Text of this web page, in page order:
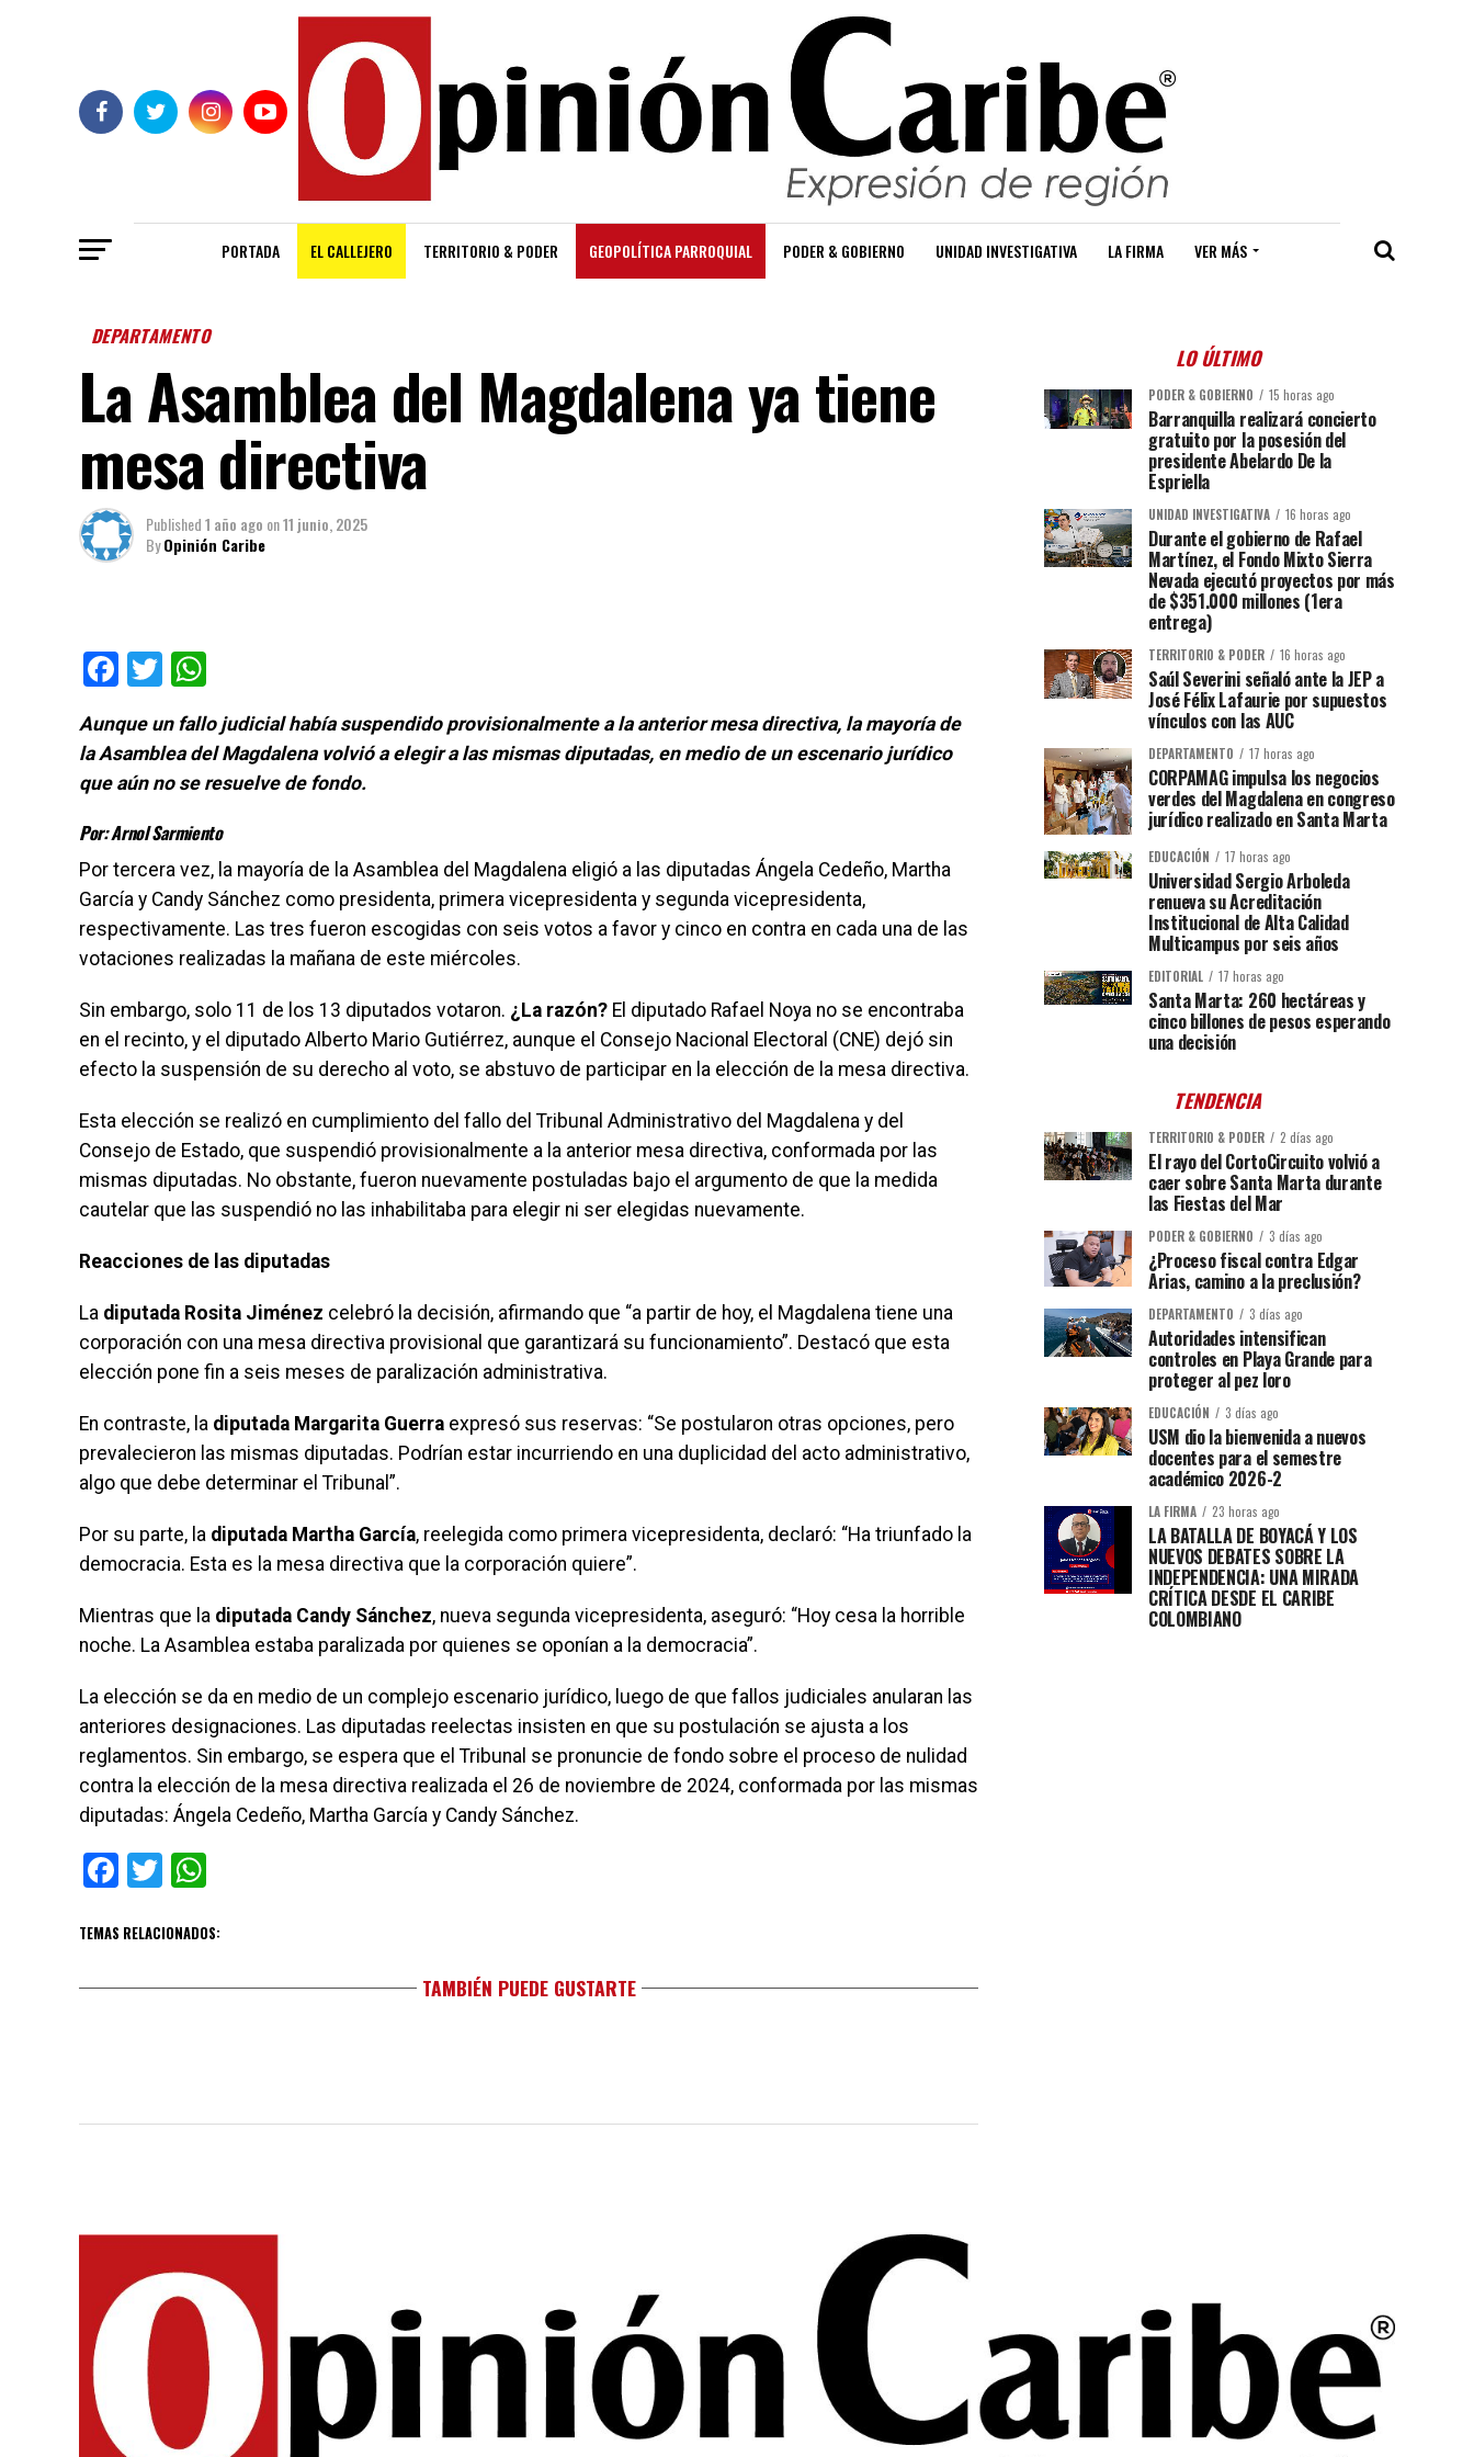
PORTADA EL CALLEJERO TERRITORIO & PODER GEOPOLÍTICA PARROQUIAL PODER & GOBIERNO UNIDAD INVESTIGATIVA LA FIRMA VER MÁS
DEPARTAMENTO
La Asamblea del Magdalena ya tiene
mesa directiva
Published1 año ago on11 junio, 2025
ByOpinión Caribe
Facebook
Twitter
Aunque un fallo judicial había suspendido provisionalmente a la anterior mesa directiva, la mayoría de
la Asamblea del Magdalena volvió a elegir a las mismas diputadas, en medio de un escenario jurídico
que aún no se resuelve de fondo.
Por: Arnol Sarmiento
Por tercera vez, la mayoría de la Asamblea del Magdalena eligió a las diputadas Ángela Cedeño, Martha
García y Candy Sánchez como presidenta, primera vicepresidenta y segunda vicepresidenta,
respectivamente. Las tres fueron escogidas con seis votos a favor y cinco en contra en cada una de las
votaciones realizadas la mañana de este miércoles.
Sin embargo, solo 11 de los 13 diputados votaron. ¿La razón? El diputado Rafael Noya no se encontraba
en el recinto, y el diputado Alberto Mario Gutiérrez, aunque el Consejo Nacional Electoral (CNE) dejó sin
efecto la suspensión de su derecho al voto, se abstuvo de participar en la elección de la mesa directiva.
Esta elección se realizó en cumplimiento del fallo del Tribunal Administrativo del Magdalena y del
Consejo de Estado, que suspendió provisionalmente a la anterior mesa directiva, conformada por las
mismas diputadas. No obstante, fueron nuevamente postuladas bajo el argumento de que la medida
cautelar que las suspendió no las inhabilitaba para elegir ni ser elegidas nuevamente.
Reacciones de las diputadas
La diputada Rosita Jiménez celebró la decisión, afirmando que “a partir de hoy, el Magdalena tiene una
corporación con una mesa directiva provisional que garantizará su funcionamiento”. Destacó que esta
elección pone fin a seis meses de paralización administrativa.
En contraste, la diputada Margarita Guerra expresó sus reservas: “Se postularon otras opciones, pero
prevalecieron las mismas diputadas. Podrían estar incurriendo en una duplicidad del acto administrativo,
algo que debe determinar el Tribunal”.
Por su parte, la diputada Martha García, reelegida como primera vicepresidenta, declaró: “Ha triunfado la
democracia. Esta es la mesa directiva que la corporación quiere”.
Mientras que la diputada Candy Sánchez, nueva segunda vicepresidenta, aseguró: “Hoy cesa la horrible
noche. La Asamblea estaba paralizada por quienes se oponían a la democracia”.
La elección se da en medio de un complejo escenario jurídico, luego de que fallos judiciales anularan las
anteriores designaciones. Las diputadas reelectas insisten en que su postulación se ajusta a los
reglamentos. Sin embargo, se espera que el Tribunal se pronuncie de fondo sobre el proceso de nulidad
contra la elección de la mesa directiva realizada el 26 de noviembre de 2024, conformada por las mismas
diputadas: Ángela Cedeño, Martha García y Candy Sánchez.
Facebook
Twitter
TEMAS RELACIONADOS:
TAMBIÉN PUEDE GUSTARTE
LO ÚLTIMO
PODER & GOBIERNO 15 horas ago
Barranquilla realizará concierto
gratuito por la posesión del
presidente Abelardo De la
Espriella
UNIDAD INVESTIGATIVA 16 horas ago
Durante el gobierno de Rafael
Martínez, el Fondo Mixto Sierra
Nevada ejecutó proyectos por más
de $351.000 millones (1era
entrega)
TERRITORIO & PODER 16 horas ago
Saúl Severini señaló ante la JEP a
José Félix Lafaurie por supuestos
vínculos con las AUC
DEPARTAMENTO 17 horas ago
CORPAMAG impulsa los negocios
verdes del Magdalena en congreso
jurídico realizado en Santa Marta
EDUCACIÓN 17 horas ago
Universidad Sergio Arboleda
renueva su Acreditación
Institucional de Alta Calidad
Multicampus por seis años
EDITORIAL 17 horas ago
Santa Marta: 260 hectáreas y
cinco billones de pesos esperando
una decisión
TENDENCIA
TERRITORIO & PODER 2 días ago
El rayo del CortoCircuito volvió a
caer sobre Santa Marta durante
las Fiestas del Mar
PODER & GOBIERNO 3 días ago
¿Proceso fiscal contra Edgar
Arias, camino a la preclusión?
DEPARTAMENTO 3 días ago
Autoridades intensifican
controles en Playa Grande para
proteger al pez loro
EDUCACIÓN 3 días ago
USM dio la bienvenida a nuevos
docentes para el semestre
académico 2026-2
LA FIRMA 23 horas ago
LA BATALLA DE BOYACÁ Y LOS
NUEVOS DEBATES SOBRE LA
INDEPENDENCIA: UNA MIRADA
CRÍTICA DESDE EL CARIBE
COLOMBIANO